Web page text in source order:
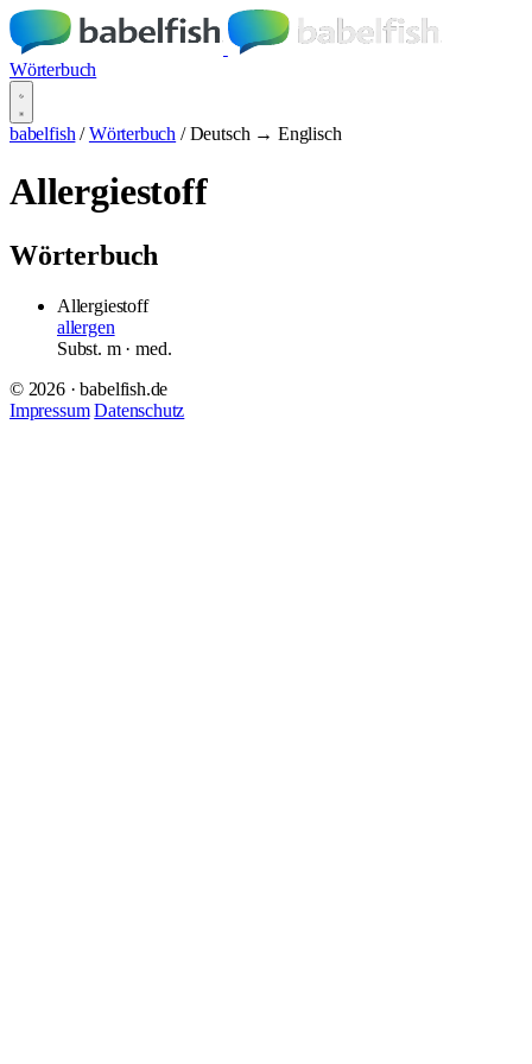
Wörterbuch
babelfish / Wörterbuch / Deutsch → Englisch
Allergiestoff
Wörterbuch
Allergiestoff
allergen
Subst. m· med.
© 2026 · babelfish.de
Impressum Datenschutz